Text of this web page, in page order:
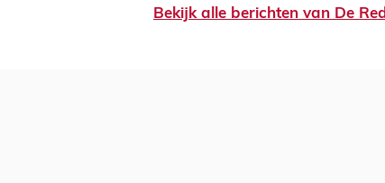
Bekijk alle berichten van De